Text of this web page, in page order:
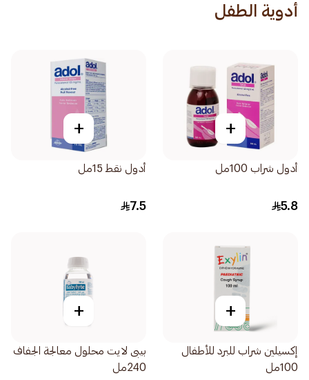
أدوية الطفل
+
أدول شراب 100مل
5.8
+
أدول نقط 15مل
7.5
+
إكسيلين شراب للبرد للأطفال
100مل
+
بيبى لايت محلول معالجة الجفاف
240مل